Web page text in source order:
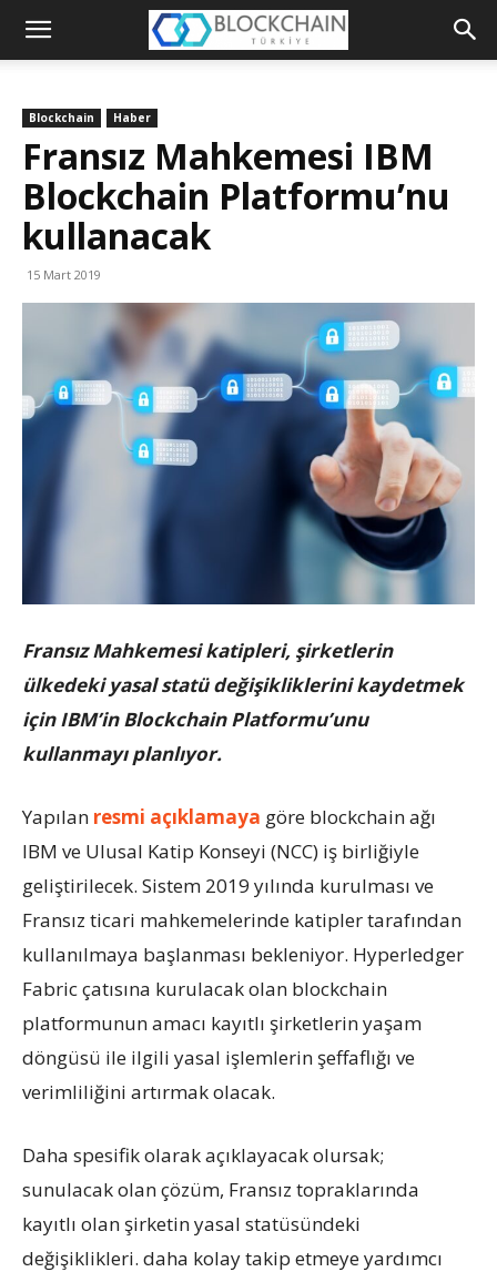
Blockchain
Blockchain Haber
Fransız Mahkemesi IBM
Blockchain Platformu’nu
kullanacak
15 Mart 2019
Fransız Mahkemesi katipleri, şirketlerin
ülkedeki yasal statü değişikliklerini kaydetmek
için IBM’in Blockchain Platformu’unu
kullanmayı planlıyor.
Yapılan resmi açıklamaya göre blockchain ağı
IBM ve Ulusal Katip Konseyi (NCC) iş birliğiyle
geliştirilecek. Sistem 2019 yılında kurulması ve
Fransız ticari mahkemelerinde katipler tarafından
kullanılmaya başlanması bekleniyor. Hyperledger
Fabric çatısına kurulacak olan blockchain
platformunun amacı kayıtlı şirketlerin yaşam
döngüsü ile ilgili yasal işlemlerin şeffaflığı ve
verimliliğini artırmak olacak.
Daha spesifik olarak açıklayacak olursak;
sunulacak olan çözüm, Fransız topraklarında
kayıtlı olan şirketin yasal statüsündeki
değişiklikleri. daha kolay takip etmeye yardımcı